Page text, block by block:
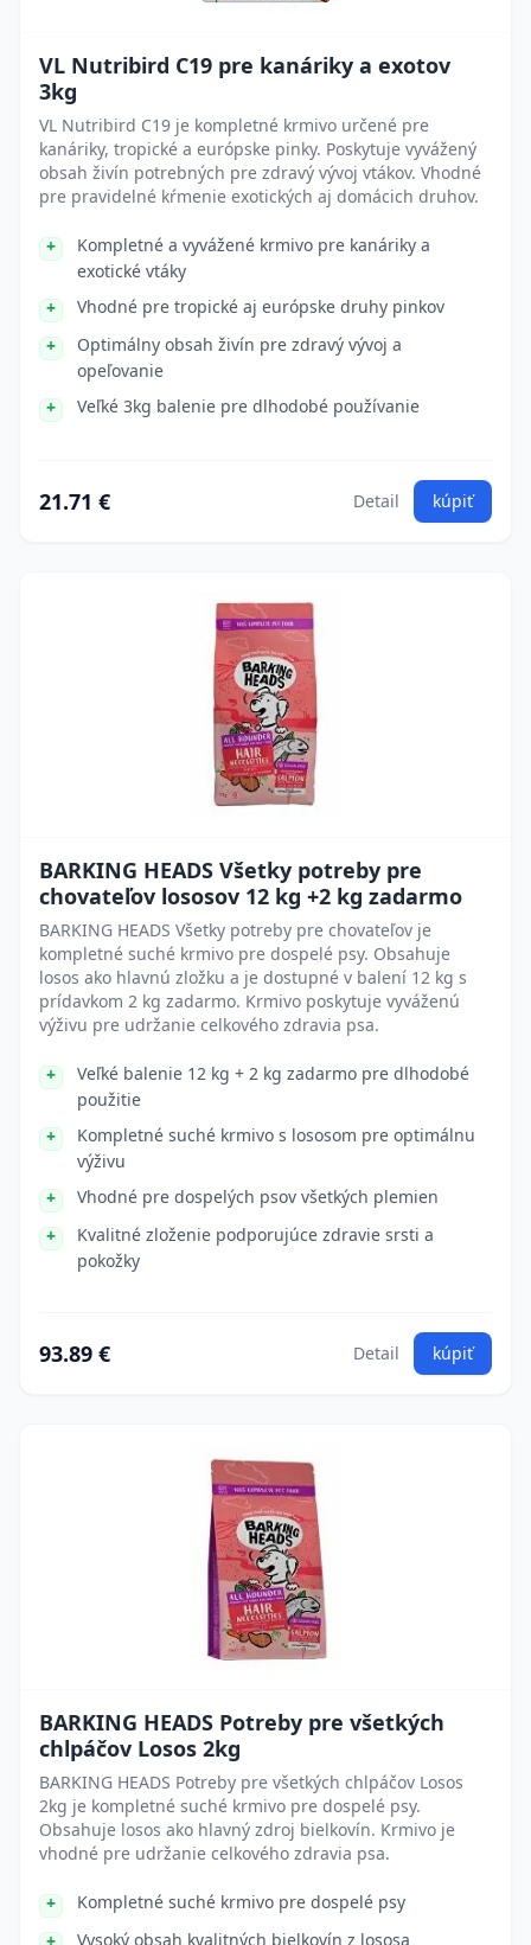
VL Nutribird C19 pre kanáriky a exotov
3kg
VL Nutribird C19 je kompletné krmivo určené pre
kanáriky, tropické a európske pinky. Poskytuje vyvážený
obsah živín potrebných pre zdravý vývoj vtákov. Vhodné
pre pravidelné kŕmenie exotických aj domácich druhov.
Kompletné a vyvážené krmivo pre kanáriky a
exotické vtáky
Vhodné pre tropické aj európske druhy pinkov
Optimálny obsah živín pre zdravý vývoj a
opeľovanie
Veľké 3kg balenie pre dlhodobé používanie
21.71 € Detail kúpiť
BARKING HEADS Všetky potreby pre
chovateľov lososov 12 kg +2 kg zadarmo
BARKING HEADS Všetky potreby pre chovateľov je
kompletné suché krmivo pre dospelé psy. Obsahuje
losos ako hlavnú zložku a je dostupné v balení 12 kg s
prídavkom 2 kg zadarmo. Krmivo poskytuje vyváženú
výživu pre udržanie celkového zdravia psa.
Veľké balenie 12 kg + 2 kg zadarmo pre dlhodobé
použitie
Kompletné suché krmivo s lososom pre optimálnu
výživu
Vhodné pre dospelých psov všetkých plemien
Kvalitné zloženie podporujúce zdravie srsti a
pokožky
93.89 € Detail kúpiť
BARKING HEADS Potreby pre všetkých
chlpáčov Losos 2kg
BARKING HEADS Potreby pre všetkých chlpáčov Losos
2kg je kompletné suché krmivo pre dospelé psy.
Obsahuje losos ako hlavný zdroj bielkovín. Krmivo je
vhodné pre udržanie celkového zdravia psa.
Kompletné suché krmivo pre dospelé psy
Vysoký obsah kvalitných bielkovín z lososa